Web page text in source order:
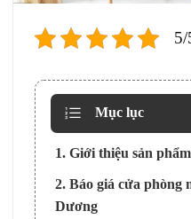
Mục lục
1. Giới thiệu sản phẩm
2. Báo giá cửa
Dương